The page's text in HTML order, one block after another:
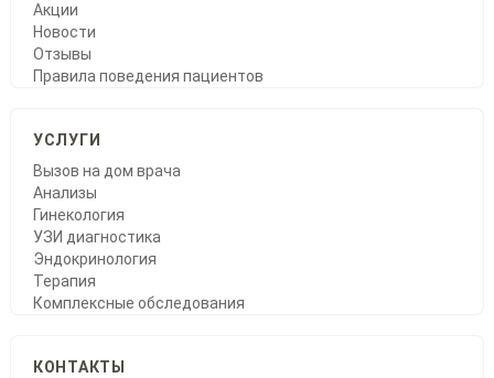
Акции
Новости
Отзывы
Правила поведения пациентов
УСЛУГИ
Вызов на дом врача
Анализы
Гинекология
УЗИ диагностика
Эндокринология
Терапия
Комплексные обследования
КОНТАКТЫ